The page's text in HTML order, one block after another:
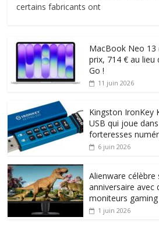
certains fabricants ont
MacBook Neo 13
prix, 714 € au lieu
Go !
11 juin 2026
Kingston IronKey
USB qui joue
forteresses
6 juin 2026
Alienware célèbre
anniversaire avec
moniteurs gaming
1 juin 2026